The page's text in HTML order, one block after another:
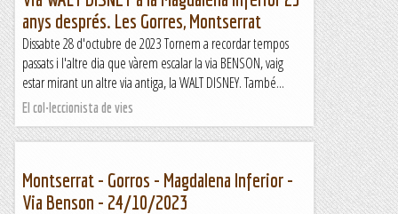
anys després. Les Gorres, Montserrat
Dissabte 28 d'octubre de 2023 Tornem a recordar tempos
passats i l'altre dia que vàrem escalar la via BENSON, vaig
estar mirant un altre via antiga, la WALT DISNEY. També...
El col·leccionista de vies
Montserrat - Gorros - Magdalena Inferior -
Via Benson - 24/10/2023